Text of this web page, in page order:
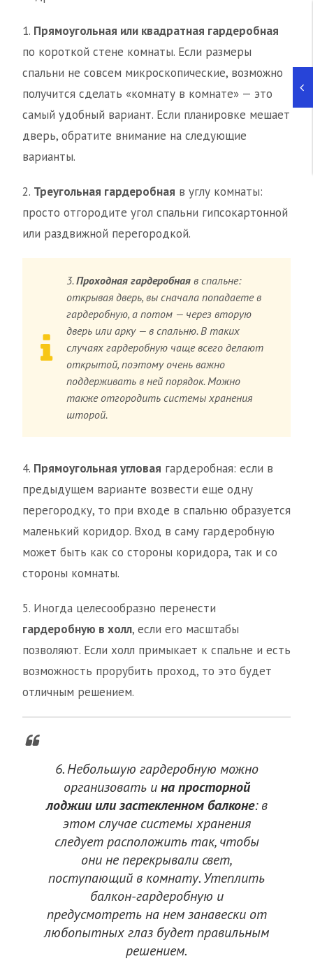
1. Прямоугольная или квадратная гардеробная
по короткой стене комнаты. Если размеры
спальни не совсем микроскопические, возможно
получится сделать «комнату в комнате» — это
самый удобный вариант. Если планировке мешает
дверь, обратите внимание на следующие
варианты.
2. Треугольная гардеробная в углу комнаты:
просто отгородите угол спальни гипсокартонной
или раздвижной перегородкой.
3.Проходная гардеробная в спальне:
открывая дверь, вы сначала попадаете в
гардеробную, а потом — через вторую
дверь или арку — в спальню. В таких
случаях гардеробную чаще всего делают
открытой, поэтому очень важно
поддерживать в ней порядок. Можно
также отгородить системы хранения
шторой.
4. Прямоугольная угловая гардеробная: если в
предыдущем варианте возвести еще одну
перегородку, то при входе в спальню образуется
маленький коридор. Вход в саму гардеробную
может быть как со стороны коридора, так и со
стороны комнаты.
5. Иногда целесообразно перенести
гардеробную в холл, если его масштабы
позволяют. Если холл примыкает к спальне и есть
возможность прорубить проход, то это будет
отличным решением.
6. Небольшую гардеробную можно
организовать ина просторной
лоджии или застекленном балконе: в
этом случае системы хранения
следует расположить так, чтобы
они не перекрывали свет,
поступающий в комнату. Утеплить
балкон-гардеробную и
предусмотреть на нем занавески от
любопытных глаз будет правильным
решением.